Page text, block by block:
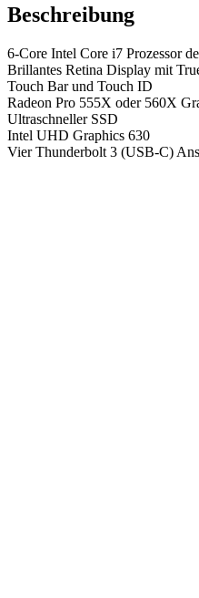
Beschreibung
6‑Core Intel Core i7 Prozessor
Brillantes Retina Display mit
Touch Bar und Touch ID
Radeon Pro 555X oder 560X
Ultraschneller SSD
Intel UHD Graphics 630
Vier Thunderbolt 3 (USB‑C)